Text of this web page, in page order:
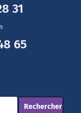
31
65